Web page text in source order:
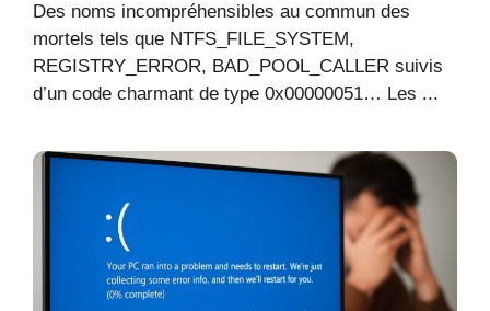
Des noms incompréhensibles au commun des
mortels tels que NTFS_FILE_SYSTEM,
REGISTRY_ERROR, BAD_POOL_CALLER suivis
d’un code charmant de type 0x00000051… Les ...